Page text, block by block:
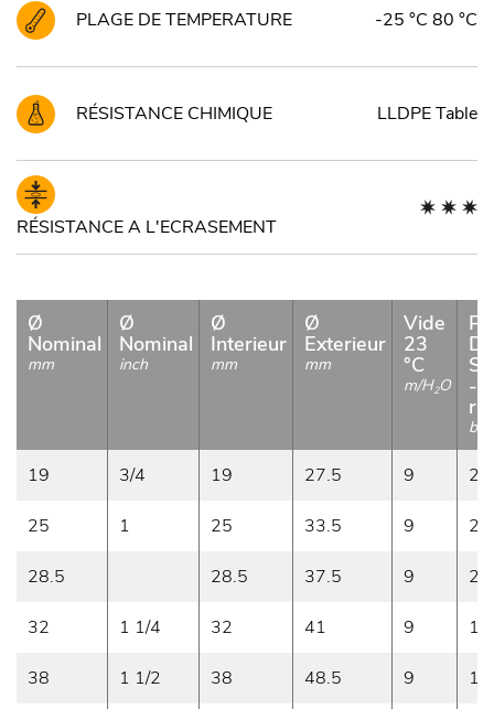
PLAGE DE TEMPERATURE -25 °C 80 °C
RÉSISTANCE CHIMIQUE LLDPE Table
RÉSISTANCE A L'ECRASEMENT
Ø
Nominal
mm
Ø
Nominal
inch
Ø
Interieur
mm
Ø
Exterieur
mm
Vide
23
°C
m/H2O
De
-
bar
19 3/4 19 27.5 9 26
25 1 25 33.5 9 25
28.5 28.5 37.5 9 21
32 1 1/4 32 41 9 18
38 1 1/2 38 48.5 9 17